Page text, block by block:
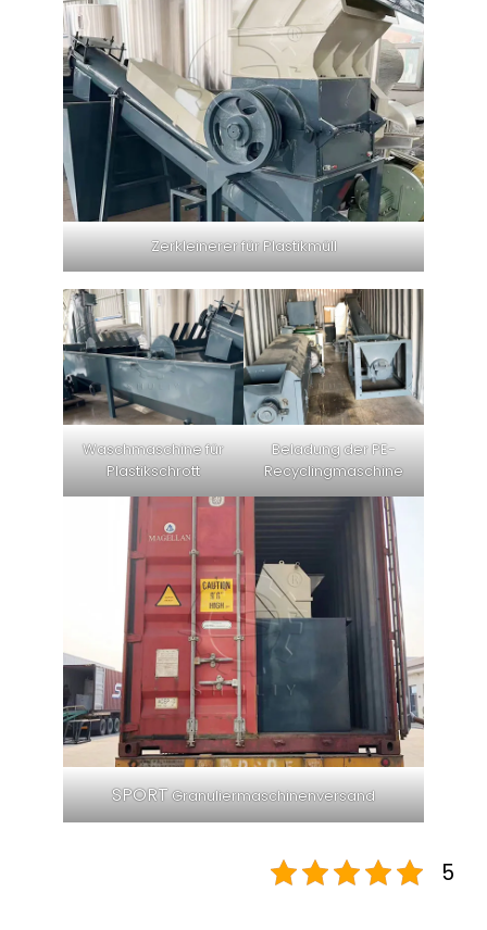
Zerkleinerer für Plastikmüll
Waschmaschine für
Plastikschrott
Beladung der PE-
Recyclingmaschine
SPORTGranuliermaschinenversand
5